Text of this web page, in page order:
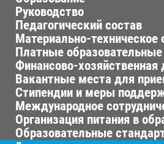
Руководство
Педагогический состав
Материально-техническое
Платные образовательные
Финансово-хозяйственная
Вакантные места для
Стипендии и меры
Международное
Организация питания в
Образовательные